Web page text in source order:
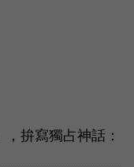
拚寫獨占神話：